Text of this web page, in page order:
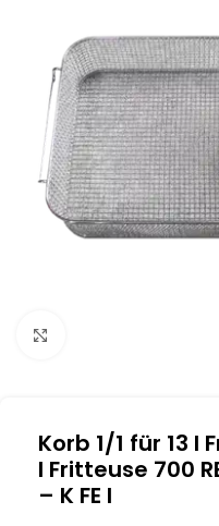
Korb 1/1 für 13 l
l Fritteuse 700
– K FE I